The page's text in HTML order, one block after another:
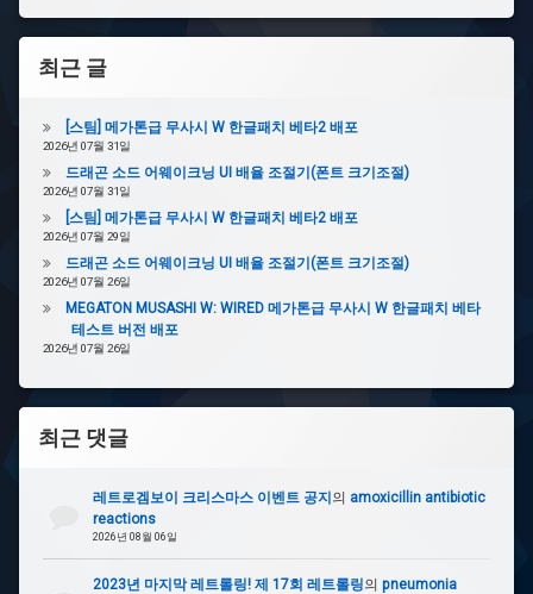
최근 글
[스팀] 메가톤급 무사시 W 한글패치 베타2 배포
2026년 07월 31일
드래곤 소드 어웨이크닝 UI 배율 조절기(폰트 크기조절)
2026년 07월 31일
[스팀] 메가톤급 무사시 W 한글패치 베타2 배포
2026년 07월 29일
드래곤 소드 어웨이크닝 UI 배율 조절기(폰트 크기조절)
2026년 07월 26일
MEGATON MUSASHI W: WIRED 메가톤급 무사시 W 한글패치 베타
테스트 버전 배포
2026년 07월 26일
최근 댓글
레트로겜보이 크리스마스 이벤트 공지의 amoxicillin antibiotic
reactions
2026년 08월 06일
2023년 마지막 레트롤링! 제 17회 레트롤링의 pneumonia